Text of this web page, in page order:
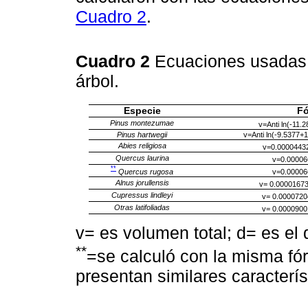
Cuadro 2.
Cuadro 2 Ecuaciones
árbol.
Especie
Pinus montezumae
v=Anti ln(-
Pinus hartwegii
v=Anti ln(-
Abies religiosa
Quercus laurina
** Quercus rugosa
Alnus jorullensis
v=
Cupressus lindleyi
v=
Otras latifoliadas
v=
v= es volumen total; d= es el
**=se calculó con la misma
presentan similares